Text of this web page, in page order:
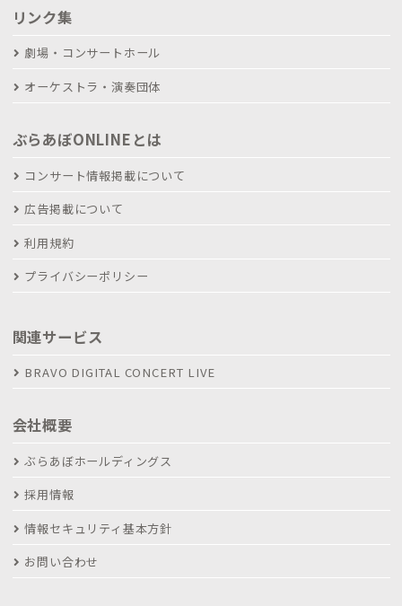
リンク集
劇場・コンサートホール
オーケストラ・演奏団体
ぶらあぼONLINEとは
コンサート情報掲載について
広告掲載について
利用規約
プライバシーポリシー
関連サービス
BRAVO DIGITAL CONCERT LIVE
会社概要
ぶらあぼホールディングス
採用情報
情報セキュリティ基本方針
お問い合わせ